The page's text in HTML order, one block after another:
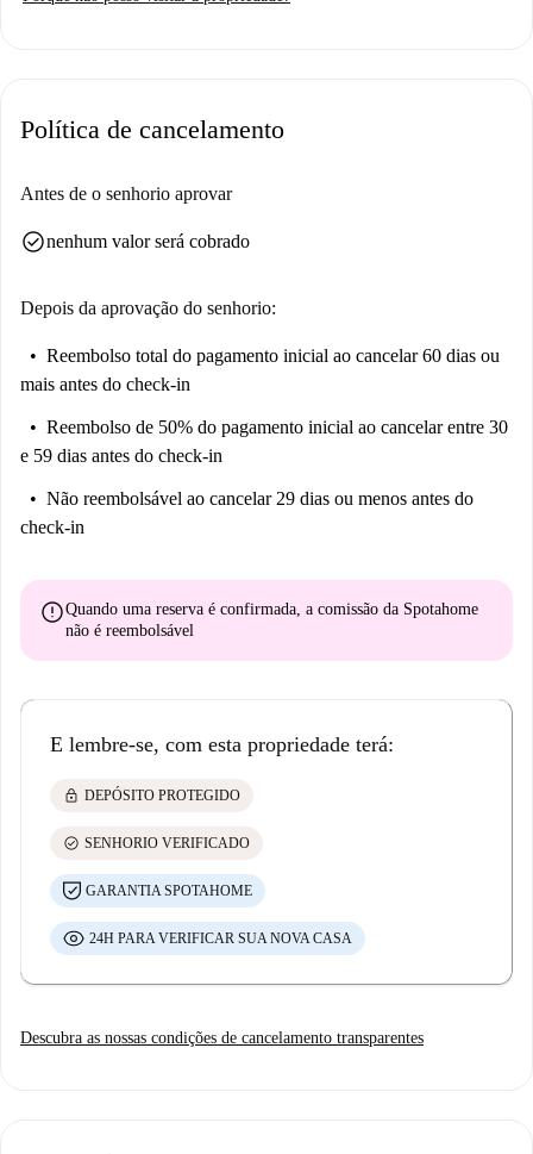
A região de San Paolo oferece vários pontos de interesse perto da
Tre - Dipartimento di Matematica e Fisica e do Dipartimento di
encontrará o Branchi Maurizio, o Botteguccia Pizza & Birra e o Cantieri
restaurante chinês Sinosteria, também estão disponíveis nas
Política de cancelamento
Antes de o senhorio aprovar
check_circlenenhum valor será cobrado
Depois da aprovação do senhorio:
Reembolso total do pagamento inicial ao cancelar 60 dias ou
mais antes do check-in
Reembolso de 50% do pagamento inicial ao cancelar entre 30
e 59 dias antes do check-in
Não reembolsável ao cancelar 29 dias ou menos antes do
check-in
errorQuando uma reserva é confirmada, a comissão da Spotahome
não é reembolsável
E lembre-se, com esta propriedade terá:
lock DEPÓSITO PROTEGIDO
check_circle SENHORIO VERIFICADO
GARANTIA SPOTAHOME
24H PARA VERIFICAR SUA NOVA CASA
Descubra as nossas condições de cancelamento transparentes